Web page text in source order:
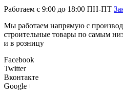
Работаем с 9:00 до 18:00 ПН-ПТ
Мы работаем напрямую с
строительные товары по самым
и в розницу
Facebook
Twitter
Вконтакте
Google+